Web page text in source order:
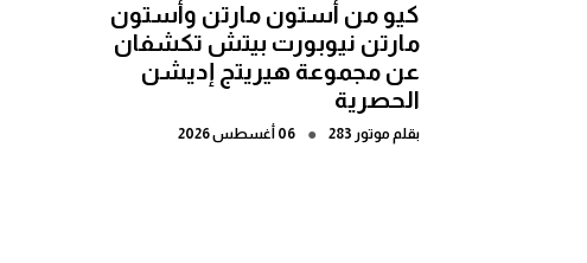
كيو من أستون مارتن وأستون
مارتن نيوبورت بيتش تكشفان
عن مجموعة هيريتج إديشن
الحصرية
بقلم موتور 283 ● 06 أغسطس 2026